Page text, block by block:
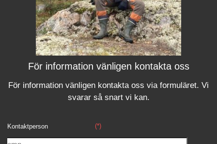
För information vänligen kontakta oss
För information vänligen kontakta oss via formuläret. Vi
svararså snart vi kan.
Kontaktperson (*)